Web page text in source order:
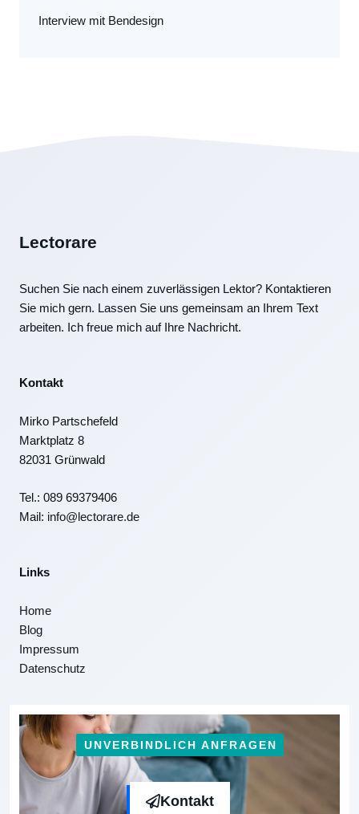
Interview mit Bendesign
Lectorare
Suchen Sie nach einem zuverlässigen Lektor? Kontaktieren
Sie mich gern. Lassen Sie uns gemeinsam an Ihrem Text
arbeiten. Ich freue mich auf Ihre Nachricht.
Kontakt
Mirko Partschefeld
Marktplatz 8
82031 Grünwald
Tel.: 089 69379406
Mail: info@lectorare.de
Links
Home
Blog
Impressum
Datenschutz
UNVERBINDLICH ANFRAGEN
Kontakt